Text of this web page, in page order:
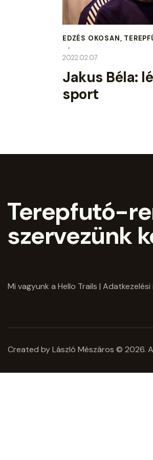
EDZÉS OKOSAN,
2022.02.07.
Jakus Béla:
sport
Terepfutó-
szervezünk
Mi vagyunk a Hello Trails | Adatkezelési
Created by László Mészáros © 2026.